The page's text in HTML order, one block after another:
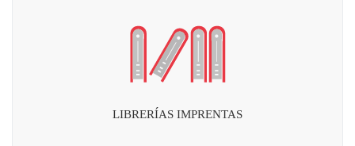
LIBRERÍAS IMPRENTAS